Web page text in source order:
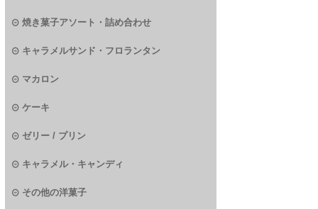
焼き菓子アソート・詰め合わせ
キャラメルサンド・フロランタン
マカロン
ケーキ
ゼリー / プリン
キャラメル・キャンディ
その他の洋菓子